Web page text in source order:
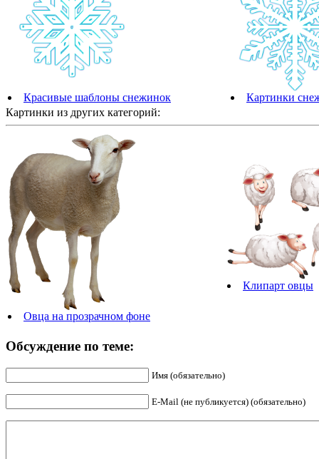
Красивые шаблоны снежинок
Картинки
Картинки из других категорий:
Овца на прозрачном фоне
Клипарт овцы
Обсуждение по теме:
Имя (обязательно)
E-Mail (не публикуется) (обязательно)